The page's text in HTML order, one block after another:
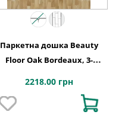
Паркетна дошка Beauty
Floor Oak Bordeaux, 3-
2218.00 грн